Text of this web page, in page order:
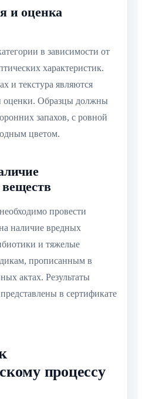
и оценка
в зависимости от
характеристик.
и текстура являются
оценки. Образцы должны
запахов, с ровной
цветом.
провести
наличие вредных
и тяжелые
прописанным в
актах. Результаты
в сертификате
процессу